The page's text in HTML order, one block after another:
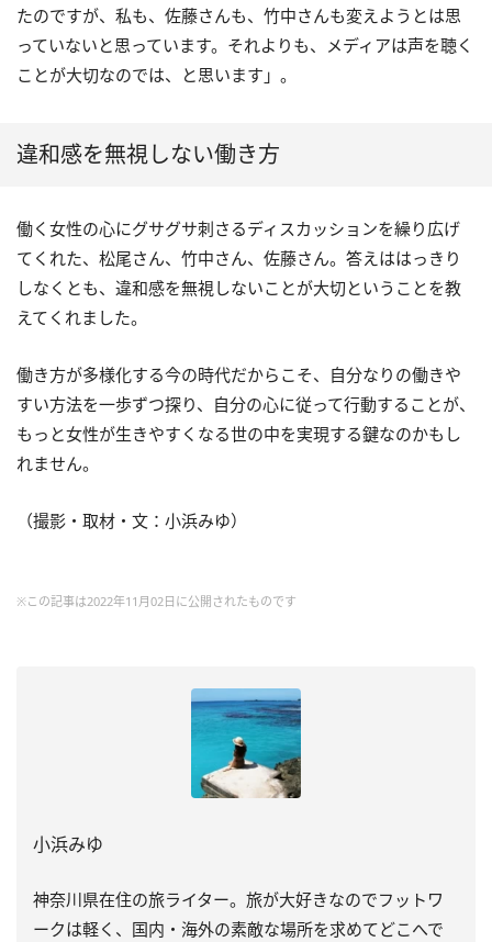
たのですが、私も、佐藤さんも、竹中さんも変えようとは思
っていないと思っています。それよりも、メディアは声を聴く
ことが大切なのでは、と思います」。
違和感を無視しない働き方
働く女性の心にグサグサ刺さるディスカッションを繰り広げ
てくれた、松尾さん、竹中さん、佐藤さん。答えははっきり
しなくとも、違和感を無視しないことが大切ということを教
えてくれました。
働き方が多様化する今の時代だからこそ、自分なりの働きや
すい方法を一歩ずつ探り、自分の心に従って行動することが、
もっと女性が生きやすくなる世の中を実現する鍵なのかもし
れません。
（撮影・取材・文：小浜みゆ）
※この記事は2022年11月02日に公開されたものです
小浜みゆ
神奈川県在住の旅ライター。旅が大好きなのでフットワ
ークは軽く、国内・海外の素敵な場所を求めてどこへで